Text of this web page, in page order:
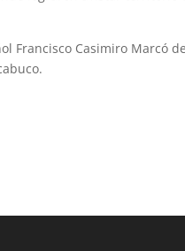
Francisco Casimiro Marcó